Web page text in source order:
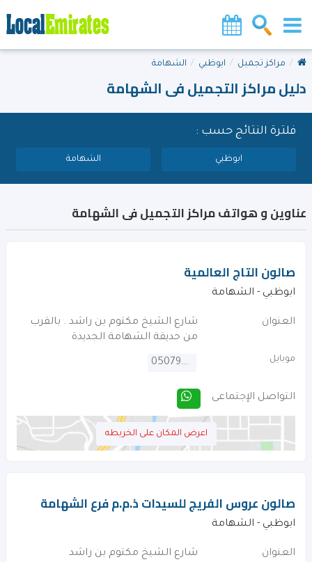
مراكز تجميل ابوظبي الشهامة
دليل مراكز التجميل فى الشهامة
فلترة النتائج حسب :
ابوظبي الشهامة
عناوين و هواتف مراكز التجميل فى الشهامة
صالون التاج العالمية
ابوظبي - الشهامة
العنوان
شارع الشيخ مكتوم بن راشد . بالقرب
من حديقة الشهامة الجديدة
موبايل 0507928551
التواصل الإجتماعى
اعرض المكان على الخريطه
صالون عروس الفريج للسيدات ذ.م.م فرع الشهامة
ابوظبي - الشهامة
العنوان شارع الشيخ مكتوم بن راشد